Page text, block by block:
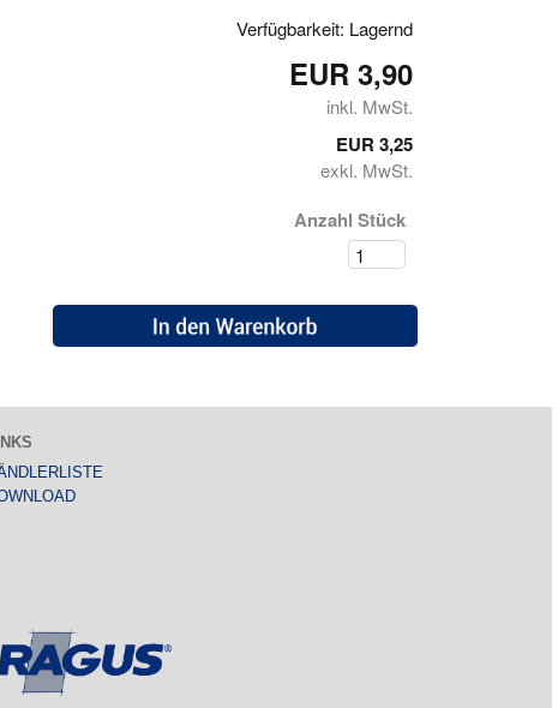
Verfügbarkeit: Lagernd
EUR 3,90
inkl. MwSt.
EUR 3,25
exkl. MwSt.
Anzahl Stück